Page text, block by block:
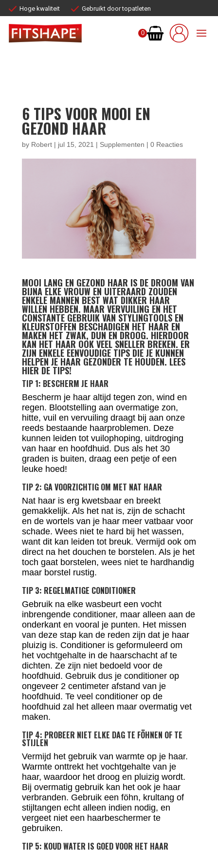
Hoge kwaliteit Gebruikt door topatleten
0
6 TIPS VOOR MOOI EN
GEZOND HAAR
by Robert| jul 15, 2021 | Supplementen | 0 Reacties
MOOI LANG EN GEZOND HAAR IS DE DROOM VAN
BIJNA ELKE VROUW EN UITERAARD ZOUDEN
ENKELE MANNEN BEST WAT DIKKER HAAR
WILLEN HEBBEN. MAAR VERVUILING EN HET
CONSTANTE GEBRUIK VAN STYLINGTOOLS EN
KLEURSTOFFEN BESCHADIGEN HET HAAR EN
MAKEN HET ZWAK, DUN EN DROOG. HIERDOOR
KAN HET HAAR OOK VEEL SNELLER BREKEN. ER
ZIJN ENKELE EENVOUDIGE TIPS DIE JE KUNNEN
HELPEN JE HAAR GEZONDER TE HOUDEN. LEES
HIER DE TIPS!
TIP 1: BESCHERM JE HAAR
Bescherm je haar altijd tegen zon, wind en
regen. Blootstelling aan overmatige zon,
hitte, vuil en vervuiling draagt bij aan onze
reeds bestaande haarproblemen. Deze
kunnen leiden tot vuilophoping, uitdroging
van haar en hoofdhuid. Dus als het 30
graden is buiten, draag een petje of een
leuke hoed!
TIP 2: GA VOORZICHTIG OM MET NAT HAAR
Nat haar is erg kwetsbaar en breekt
gemakkelijk. Als het nat is, zijn de schacht
en de wortels van je haar meer vatbaar voor
schade. Wees niet te hard bij het wassen,
want dit kan leiden tot breuk. Vermijd ook om
direct na het douchen te borstelen. Als je het
toch gaat borstelen, wees niet te hardhandig
maar borstel rustig.
TIP 3: REGELMATIGE CONDITIONER
Gebruik na elke wasbeurt een vocht
inbrengende conditioner, maar alleen aan de
onderkant en vooral je punten. Het missen
van deze stap kan de reden zijn dat je haar
pluizig is. Conditioner is geformuleerd om
het vochtgehalte in de haarschacht af te
dichten. Ze zijn niet bedoeld voor de
hoofdhuid. Gebruik dus je conditioner op
ongeveer 2 centimeter afstand van je
hoofdhuid. Te veel conditioner op de
hoofdhuid zal het alleen maar overmatig vet
maken.
TIP 4: PROBEER NIET ELKE DAG TE FÖHNEN OF TE
STIJLEN
Vermijd het gebruik van warmte op je haar.
Warmte onttrekt het vochtgehalte van je
haar, waardoor het droog en pluizig wordt.
Bij overmatig gebruik kan het ook je haar
verbranden. Gebruik een föhn, krultang of
stijltangen echt alleen indien nodig, en
vergeet niet een haarbeschermer te
gebruiken.
TIP 5: KOUD WATER IS GOED VOOR HET HAAR